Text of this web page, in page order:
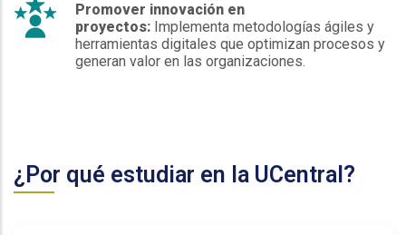
Promover innovación en
proyectos: Implementa metodologías ágiles y
herramientas digitales que optimizan procesos y
generan valor en las organizaciones.
¿Por qué estudiar en la UCentral?